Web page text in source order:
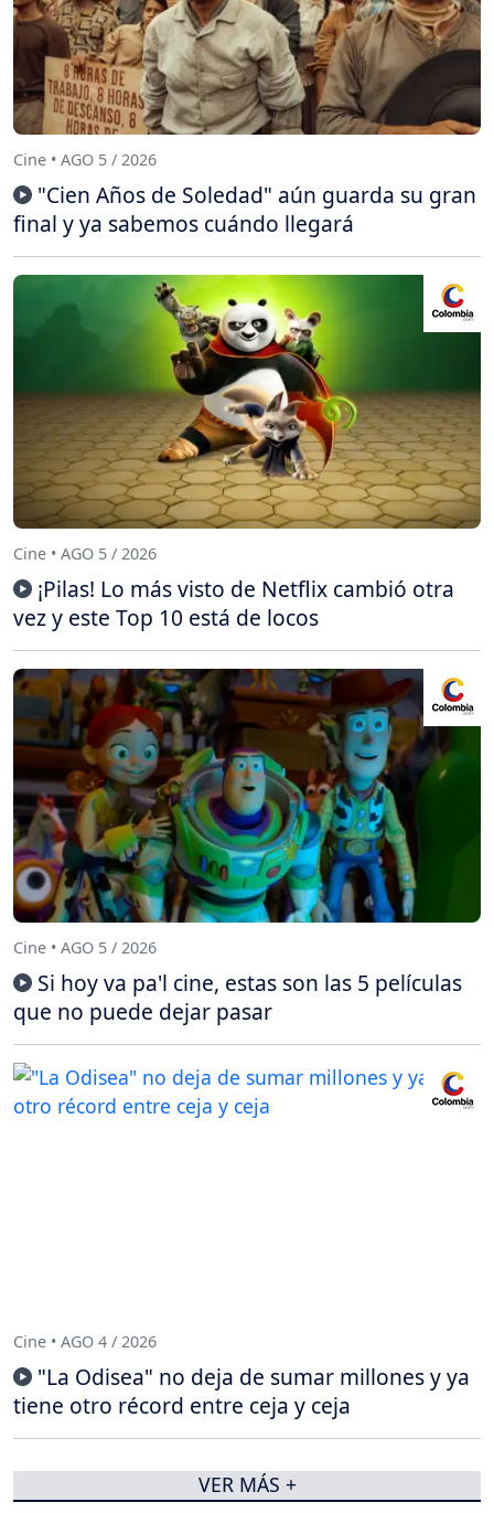
Cine • AGO 5 / 2026
"Cien Años de Soledad" aún guarda su gran
final y ya sabemos cuándo llegará
Cine • AGO 5 / 2026
¡Pilas! Lo más visto de Netflix cambió otra
vez y este Top 10 está de locos
Cine • AGO 5 / 2026
Si hoy va pa'l cine, estas son las 5 películas
que no puede dejar pasar
Cine • AGO 4 / 2026
"La Odisea" no deja de sumar millones y ya
tiene otro récord entre ceja y ceja
VER MÁS +